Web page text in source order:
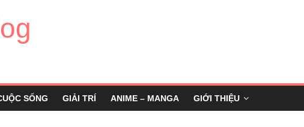
SỐNG GIẢI TRÍ ANIME – MANGA GIỚI THIỆU